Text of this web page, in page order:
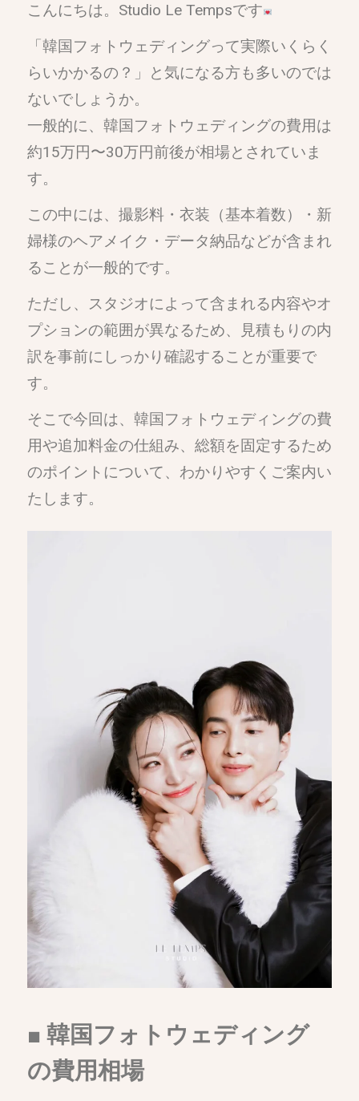
こんにちは。Studio Le Tempsです
「韓国フォトウェディングって実際いくらく
らいかかるの？」と気になる方も多いのでは
ないでしょうか。
一般的に、韓国フォトウェディングの費用は
約15万円〜30万円前後が相場とされていま
す。
この中には、撮影料・衣装（基本着数）・新
婦様のヘアメイク・データ納品などが含まれ
ることが一般的です。
ただし、スタジオによって含まれる内容やオ
プションの範囲が異なるため、見積もりの内
訳を事前にしっかり確認することが重要で
す。
そこで今回は、韓国フォトウェディングの費
用や追加料金の仕組み、総額を固定するため
のポイントについて、わかりやすくご案内い
たします。
■ 韓国フォトウェディング
の費用相場